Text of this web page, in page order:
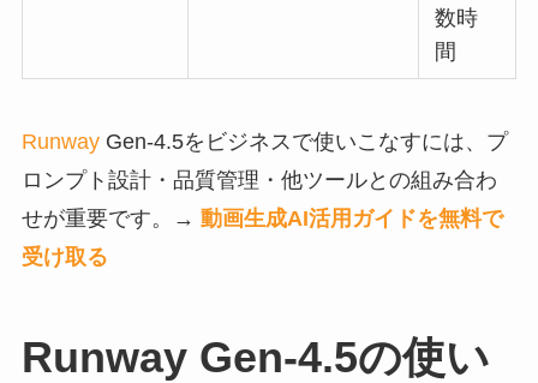
数時
間
RunwayGen-4.5をビジネスで使いこなすには、プ
ロンプト設計・品質管理・他ツールとの組み合わ
せが重要です。→ 動画生成AI活用ガイドを無料で
受け取る
Runway Gen-4.5の使い